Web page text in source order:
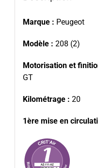
Marque : Peugeot
Modèle : 208 (2)
Motorisation et
GT
Kilométrage : 20
1ère mise en